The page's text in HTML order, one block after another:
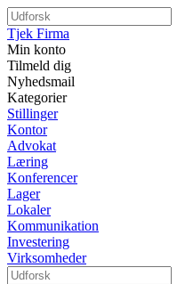
Tjek Firma
Min konto
Tilmeld dig
Nyhedsmail
Kategorier
Stillinger
Kontor
Advokat
Læring
Konferencer
Lager
Lokaler
Kommunikation
Investering
Virksomheder